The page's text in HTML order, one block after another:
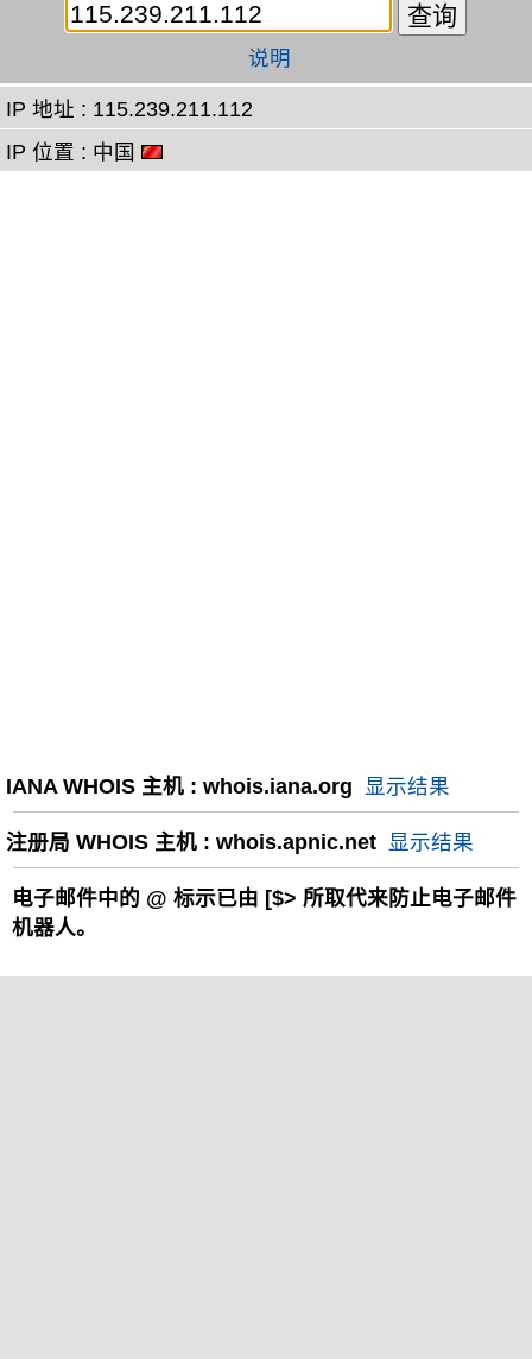
说明
IP 地址 : 115.239.211.112
IP 位置 : 中国
IANA WHOIS 主机 : whois.iana.org 显示结果
注册局 WHOIS 主机 : whois.apnic.net 显示结果
电子邮件中的 @ 标示已由 [$> 所取代来防止电子邮件
机器人。